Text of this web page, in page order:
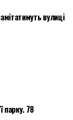
вулиці
парку. 78